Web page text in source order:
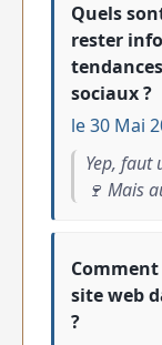
Quels
rester
sociaux ?
le 30 Mai
Yep, faut
🍷 Mais
site web
?